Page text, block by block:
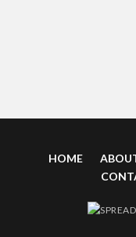
HOME